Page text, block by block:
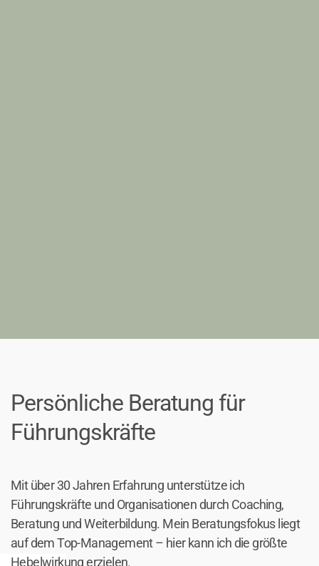
Persönliche Beratung für
Führungskräfte
Mit über 30 Jahren Erfahrung unterstütze ich
Führungskräfte und Organisationen durch Coaching,
Beratung und Weiterbildung. Mein Beratungsfokus liegt
auf dem Top-Management – hier kann ich die größte
Hebelwirkung erzielen.